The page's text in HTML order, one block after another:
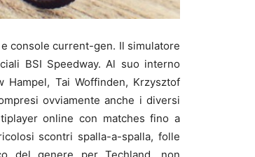
e console current-gen. Il simulatore
BSI Speedway. Al suo interno
Tai Woffinden, Krzysztof
ovviamente anche i diversi
online con matches fino a
scontri spalla-a-spalla, folle